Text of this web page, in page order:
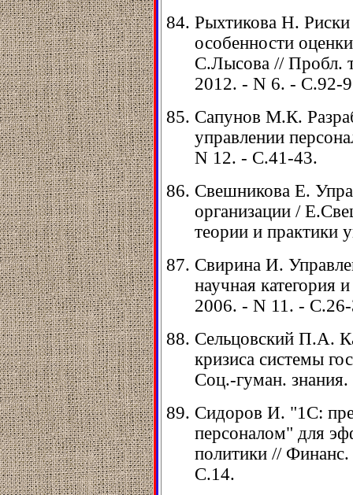
Рыхтикова Н. Риски
особенности
С.Лысова // Пробл.
2012. - N 6. - С.92-
Сапунов М.К.
управлении
N 12. - С.41-43.
Свешникова Е.
организации /
теории и практики
Свирина И.
научная категория
2006. - N 11. -
Сельцовский П.А.
кризиса системы
Соц.-гуман.
Сидоров И. "1С:
персоналом" для
политики //
С.14.